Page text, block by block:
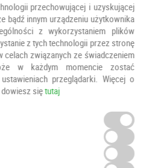
LOFT LT 01
6 855,20 PLN
przechowującej i uzyskującej
bądź innym urządzeniu użytkownika
z wykorzystaniem plików
z tych technologii przez stronę
związanych ze świadczeniem
w każdym momencie zostać
przeglądarki. Więcej o
dowiesz siętutaj